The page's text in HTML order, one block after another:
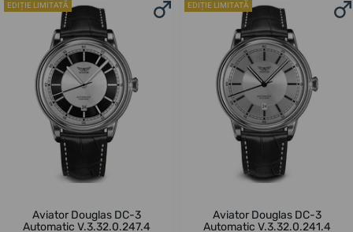
EDIȚIE LIMITATĂ
Aviator Douglas DC-3
Automatic V.3.32.0.247.4
EDIȚIE LIMITATĂ
Aviator Douglas DC-3
Automatic V.3.32.0.241.4